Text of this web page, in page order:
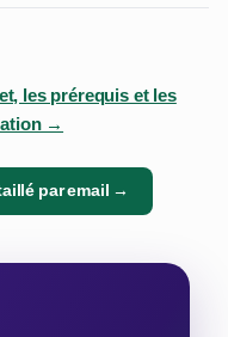
les prérequis et les
→
par email →